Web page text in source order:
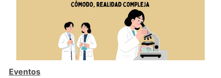
Eventos